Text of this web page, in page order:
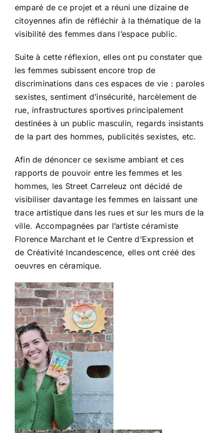
emparé de ce projet et a réuni une dizaine de
citoyennes afin de réfléchir à la thématique de la
visibilité des femmes dans l’espace public.
Suite à cette réflexion, elles ont pu constater que
les femmes subissent encore trop de
discriminations dans ces espaces de vie : paroles
sexistes, sentiment d’insécurité, harcèlement de
rue, infrastructures sportives principalement
destinées à un public masculin, regards insistants
de la part des hommes, publicités sexistes, etc.
Afin de dénoncer ce sexisme ambiant et ces
rapports de pouvoir entre les femmes et les
hommes, les Street Carreleuz ont décidé de
visibiliser davantage les femmes en laissant une
trace artistique dans les rues et sur les murs de la
ville. Accompagnées par l’artiste céramiste
Florence Marchant et le Centre d’Expression et
de Créativité Incandescence, elles ont créé des
oeuvres en céramique.